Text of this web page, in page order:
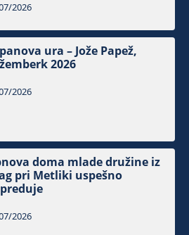
2026
ura – Jože Papež,
2026
2026
doma mlade družine iz
pri Metliki uspešno
2026